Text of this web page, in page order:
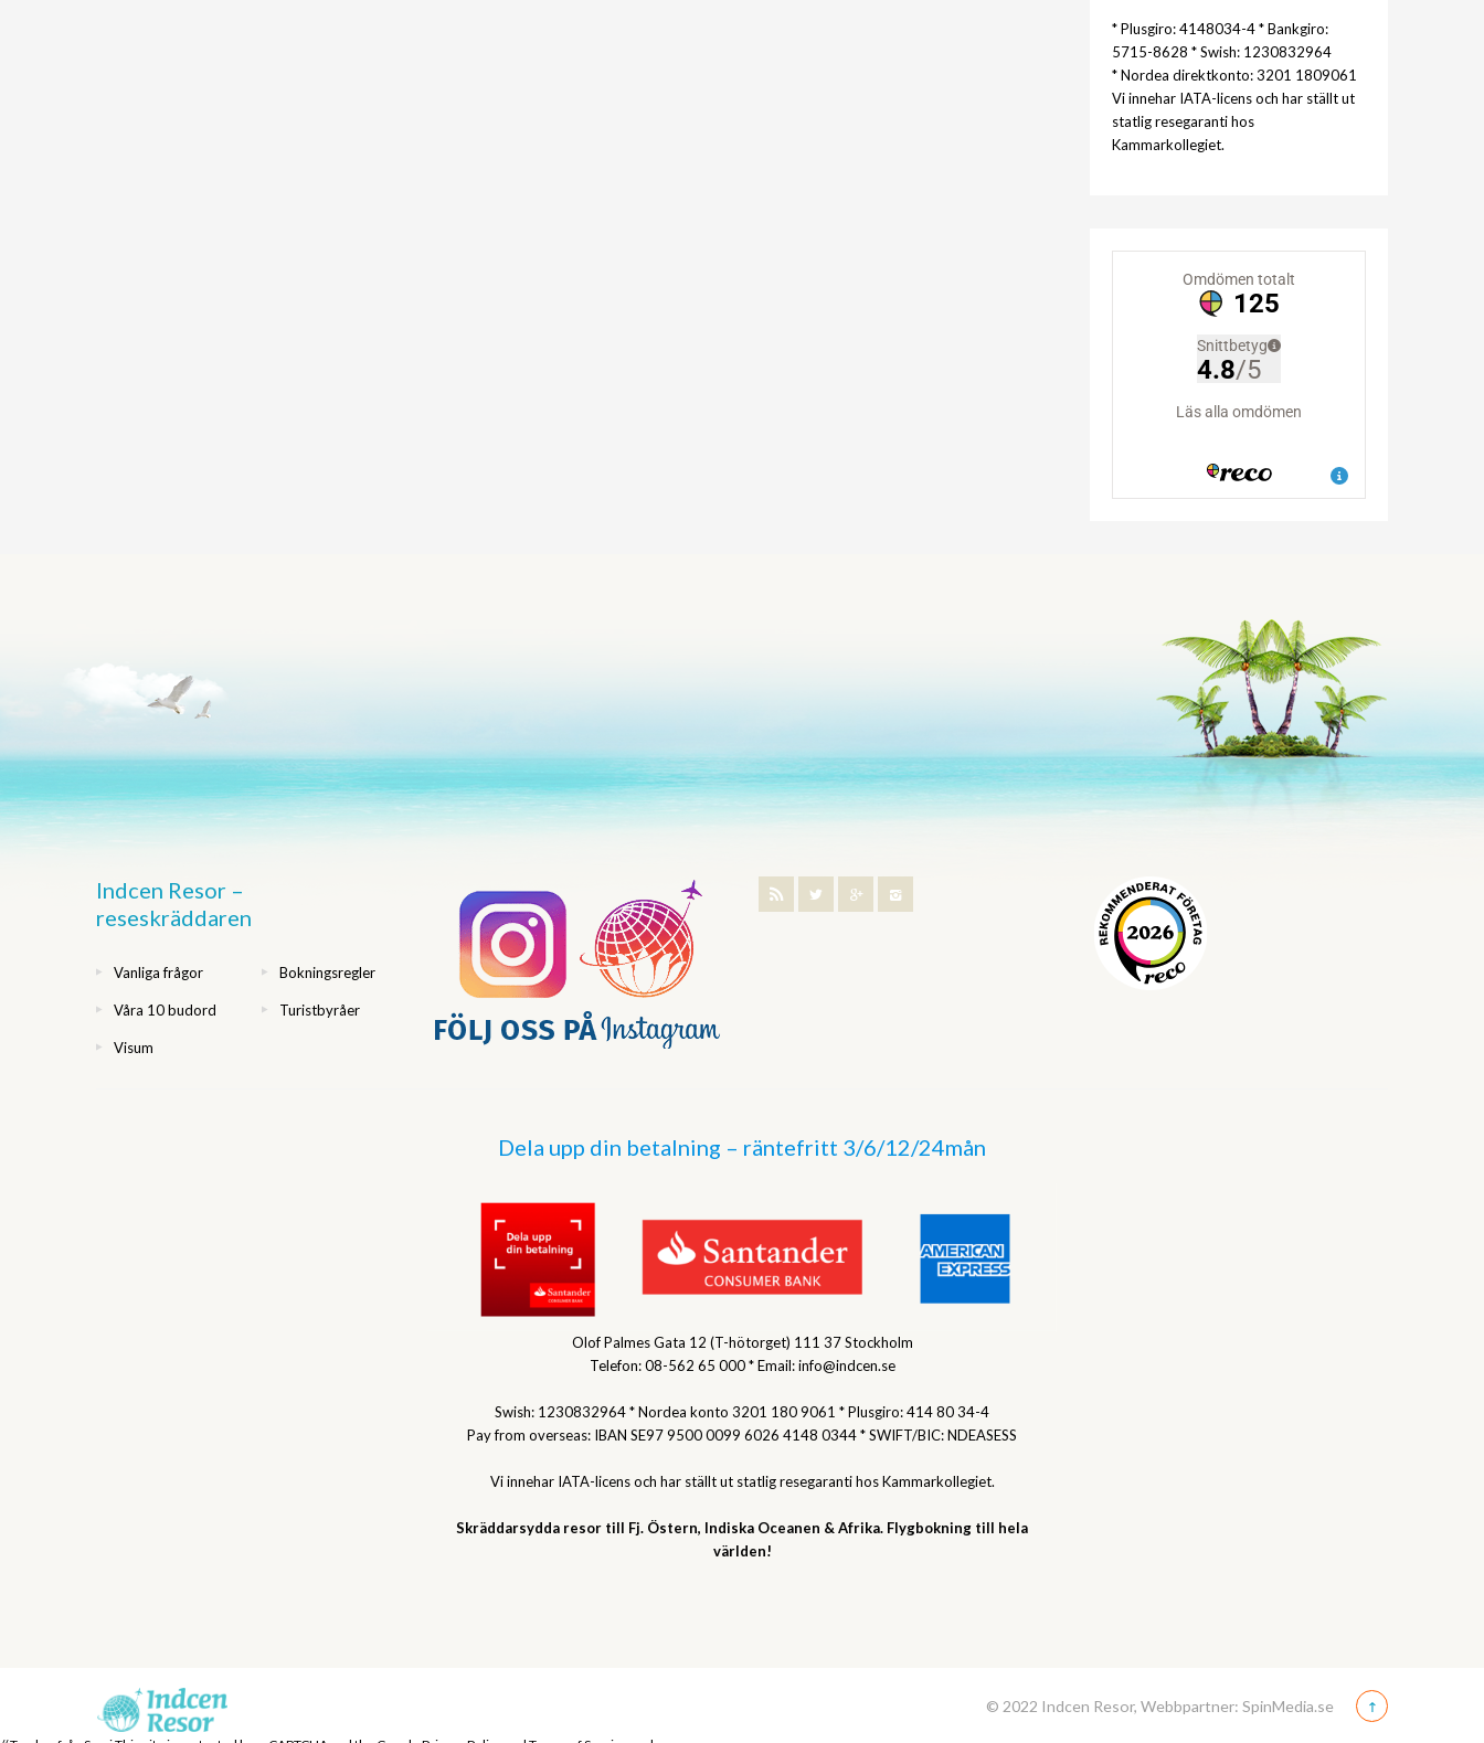
* Plusgiro: 4148034-4 * Bankgiro:
5715-8628 * Swish: 1230832964
* Nordea direktkonto: 3201 1809061
Vi innehar IATA-licens och har ställt ut
statlig resegaranti hos
Kammarkollegiet.
Indcen Resor –
reseskräddaren
Vanliga frågor Bokningsregler
Våra 10 budord Turistbyråer
Visum
Dela upp din betalning – räntefritt 3/6/12/24mån
Olof Palmes Gata 12 (T-hötorget) 111 37 Stockholm
Telefon: 08-562 65 000 * Email: info@indcen.se
Swish: 1230832964 * Nordea konto 3201 180 9061 * Plusgiro: 414 80 34-4
Pay from overseas: IBAN SE97 9500 0099 6026 4148 0344 * SWIFT/BIC: NDEASESS
Vi innehar IATA-licens och har ställt ut statlig resegaranti hos Kammarkollegiet.
Skräddarsydda resor till Fj. Östern, Indiska Oceanen & Afrika. Flygbokning till hela
världen!
© 2022 Indcen Resor, Webbpartner: SpinMedia.se